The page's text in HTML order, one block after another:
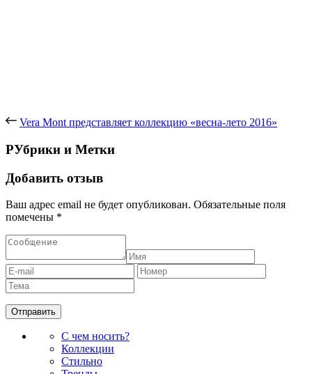
Vera Mont представляет коллекцию «весна-лето 2016»
РУбрики и Метки
Добавить отзыв
Ваш адрес email не будет опубликован. Обязательные поля
помечены *
С чем носить?
Коллекции
Стильно